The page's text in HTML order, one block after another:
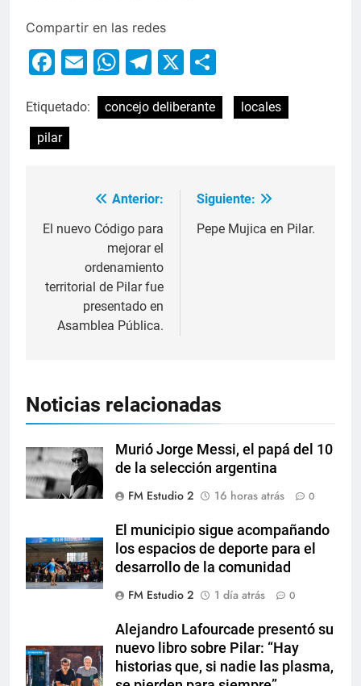
Compartir en las redes
Facebook
EmailWhatsApp
Telegram
X
Etiquetado: concejo deliberante
locales
pilar
Anterior:
El nuevo Código para
mejorar el
ordenamiento
territorial de Pilar fue
presentado en
Asamblea Pública.
Siguiente:
Pepe Mujica en Pilar.
Noticias relacionadas
Murió Jorge Messi, el papá del 10
de la selección argentina
FM Estudio 2
16 horas atrás 0
El municipio sigue acompañando
los espacios de deporte para el
desarrollo de la comunidad
FM Estudio 2
1 día atrás 0
Alejandro Lafourcade presentó su
nuevo libro sobre Pilar: “Hay
historias que, si nadie las plasma,